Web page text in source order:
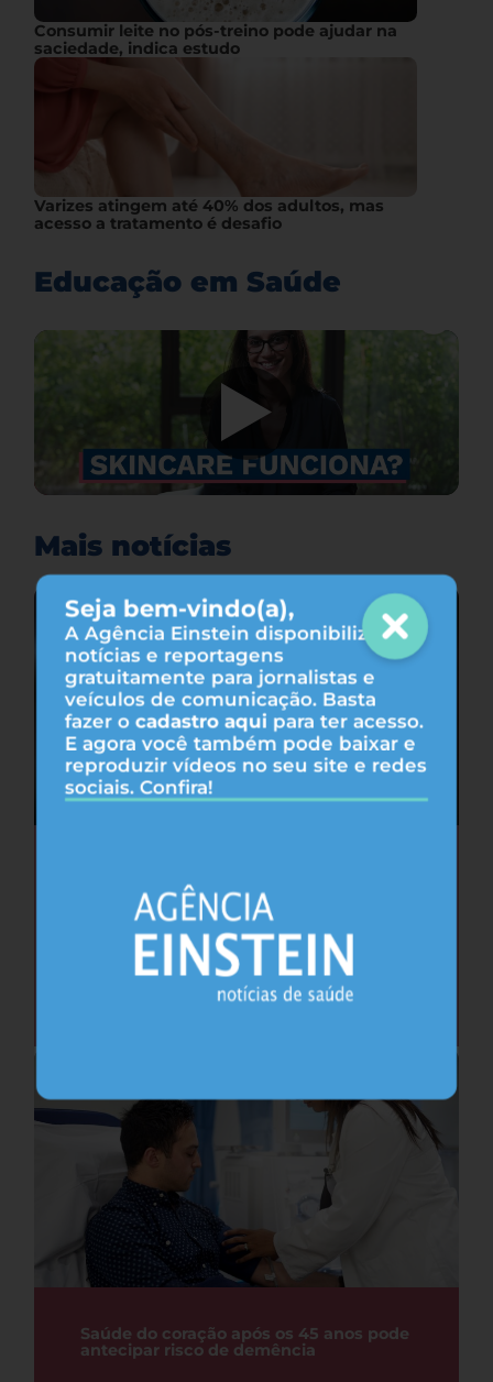
Seja bem-vindo(a),
A Agência Einstein disponibiliza
notícias e reportagens
gratuitamente para jornalistas e
veículos de comunicação. Basta
fazer o cadastro aqui para ter acesso.
E agora você também pode baixar e
reproduzir vídeos no seu site e redes
sociais. Confira!
Consumir leite no pós-treino pode ajudar na
saciedade, indica estudo
Varizes atingem até 40% dos adultos, mas
acesso a tratamento é desafio
Educação em Saúde
Mais notícias
privação do sono, sugere estudo
Saúde do coração após os 45 anos pode
antecipar risco de demência